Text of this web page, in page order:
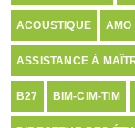
ACOUSTIQUE AMO
ASSISTANCE À
B27 BIM-CIM-TIM